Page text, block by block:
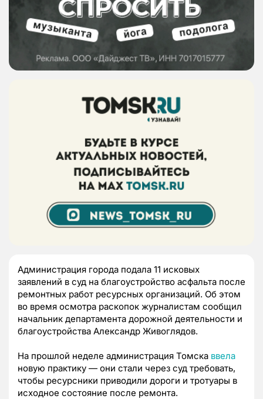
Администрация города подала 11 исковых
заявлений в суд на благоустройство асфальта после
ремонтных работ ресурсных организаций. Об этом
во время осмотра раскопок журналистам сообщил
начальник департамента дорожной деятельности и
благоустройства Александр Живоглядов.
На прошлой неделе администрация Томска ввела
новую практику — они стали через суд требовать,
чтобы ресурсники приводили дороги и тротуары в
исходное состояние после ремонта.